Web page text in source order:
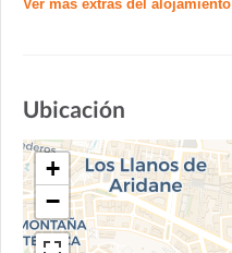
Ver más extras del alojamiento
Ubicación
+
−